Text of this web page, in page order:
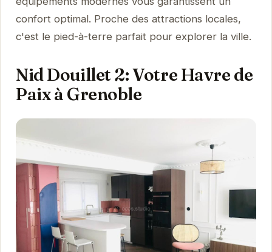
confort optimal. Proche des attractions locales,
c'est le pied-à-terre parfait pour explorer la ville.
Nid Douillet 2: Votre Havre de
Paix à Grenoble